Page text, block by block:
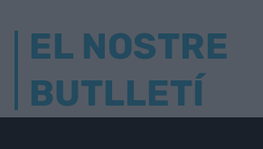
EL NOSTRE
BUTLLETÍ